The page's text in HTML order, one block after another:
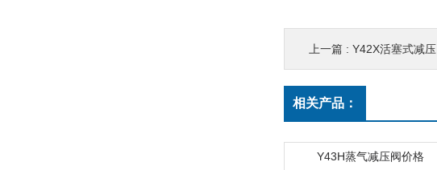
上一篇 : Y42X活塞式减压
相关产品：
Y43H蒸气减压阀价格